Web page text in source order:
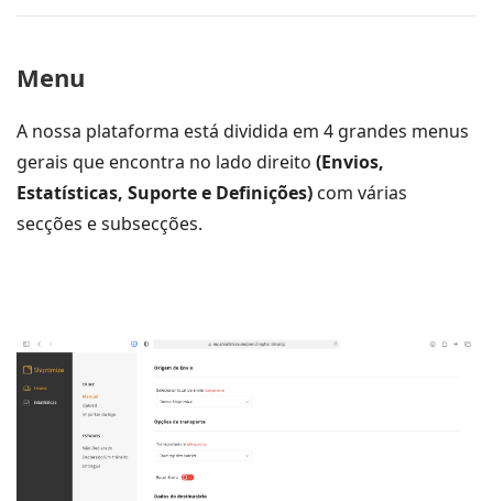
Menu
A nossa plataforma está dividida em 4 grandes menus
gerais que encontra no lado direito (Envios,
Estatísticas, Suporte e Definições) com várias
secções e subsecções.